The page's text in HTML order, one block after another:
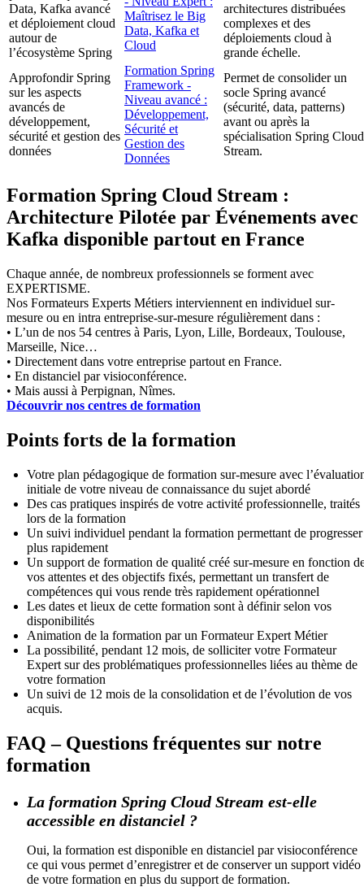
Data, Kafka avancé
et déploiement cloud
autour de
l’écosystème Spring
Maîtrisez le Big
Data, Kafka et
Cloud
architectures distribuées
complexes et des
déploiements cloud à
grande échelle.
Approfondir Spring
sur les aspects
avancés de
développement,
sécurité et gestion des
données
Formation Spring
Framework -
Niveau avancé :
Développement,
Sécurité et
Gestion des
Données
Permet de consolider un
socle Spring avancé
(sécurité, data, patterns)
avant ou après la
spécialisation Spring Cloud
Stream.
Formation Spring Cloud Stream :
Architecture Pilotée par Événements avec
Kafka disponible partout en France
Chaque année, de nombreux professionnels se forment avec
EXPERTISME.
Nos Formateurs Experts Métiers interviennent en individuel sur-
mesure ou en intra entreprise-sur-mesure régulièrement dans :
• L’un de nos 54 centres à Paris, Lyon, Lille, Bordeaux, Toulouse,
Marseille, Nice…
• Directement dans votre entreprise partout en France.
• En distanciel par visioconférence.
• Mais aussi à Perpignan, Nîmes.
Découvrir nos centres de formation
Points forts de la formation
Votre plan pédagogique de formation sur-mesure avec
initiale de votre niveau de connaissance du sujet abordé
Des cas pratiques inspirés de votre activité professionnelle, traités
lors de la formation
Un suivi individuel pendant la formation permettant de progresser
plus rapidement
Un support de formation de qualité créé sur-mesure en fonction
vos attentes et des objectifs fixés, permettant un transfert de
compétences qui vous rende très rapidement opérationnel
Les dates et lieux de cette formation sont à définir selon vos
disponibilités
Animation de la formation par un Formateur Expert Métier
La possibilité, pendant 12 mois, de solliciter votre Formateur
Expert sur des problématiques professionnelles liées au thème de
votre formation
Un suivi de 12 mois de la consolidation et de l’évolution de vos
acquis.
FAQ – Questions fréquentes sur notre
formation
La formation Spring Cloud Stream est-elle
accessible en distanciel ?
Oui, la formation est disponible en distanciel par visioconférence
ce qui vous permet d’enregistrer et de conserver un support vidéo
de votre formation en plus du support de formation.